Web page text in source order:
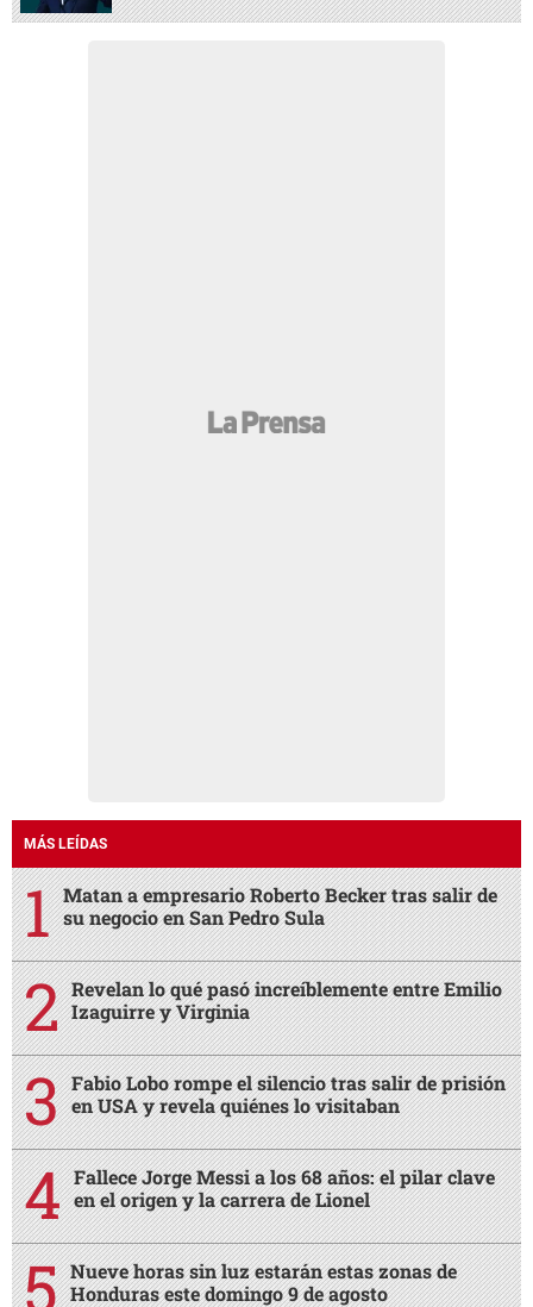
MÁS LEÍDAS
Matan a empresario Roberto Becker tras salir de
su negocio en San Pedro Sula
Revelan lo qué pasó increíblemente entre Emilio
Izaguirre y Virginia
Fabio Lobo rompe el silencio tras salir de prisión
en USA y revela quiénes lo visitaban
Fallece Jorge Messi a los 68 años: el pilar clave
en el origen y la carrera de Lionel
Nueve horas sin luz estarán estas zonas de
Honduras este domingo 9 de agosto